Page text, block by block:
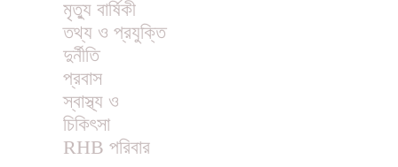
মৃত্যু বার্ষিকী
তথ্য ও প্রযুক্তি
দুর্নীতি
প্রবাস
স্বাস্থ্য ও
চিকিৎসা
RHB পরিবার